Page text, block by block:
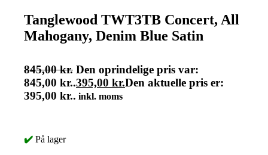
Tanglewood TWT3TB Concert, All
Mahogany, Denim Blue Satin
845,00kr. Den oprindelige pris var:
845,00 kr..395,00 kr.Den aktuelle pris er:
395,00 kr.. inkl. moms
✔️ På lager